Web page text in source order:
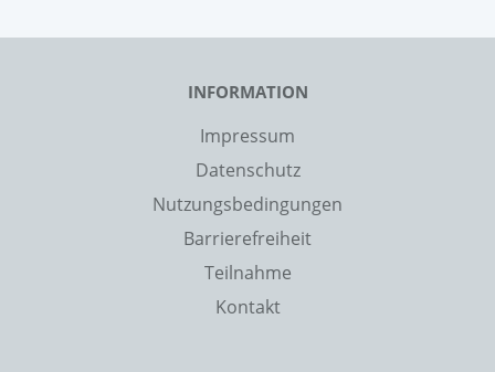
INFORMATION
Impressum
Datenschutz
Nutzungsbedingungen
Barrierefreiheit
Teilnahme
Kontakt